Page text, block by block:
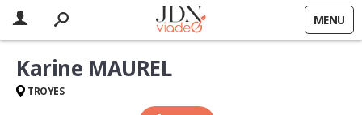
MENU
Karine MAUREL
TROYES